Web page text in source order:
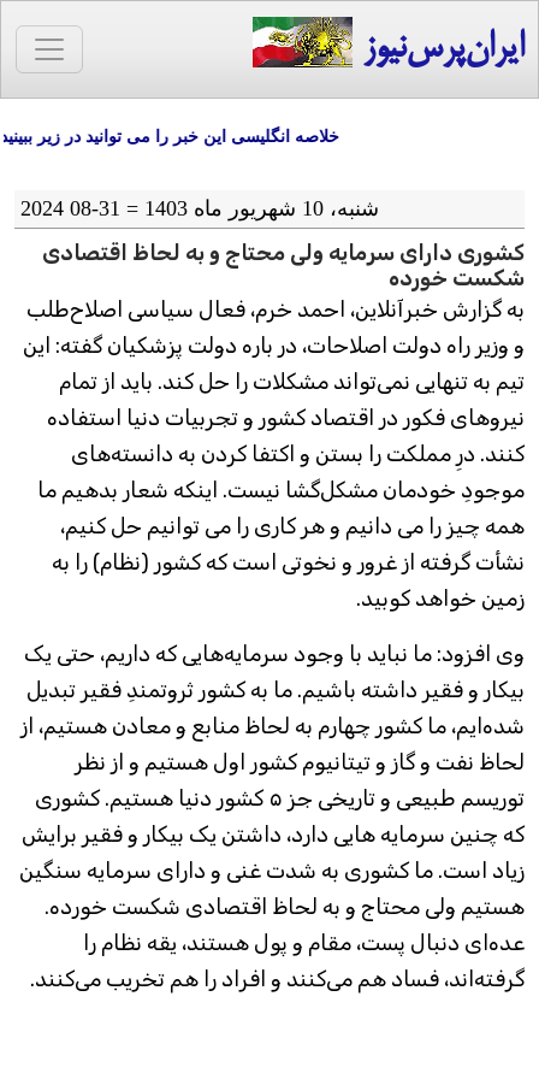
ایران‌پرس‌نیوز
خلاصه انگلیسی این خبر را می توانید در زیر ببینید
شنبه، 10 شهریور ماه 1403 = 31-08 2024
کشوری دارای سرمایه ولی محتاج و به لحاظ اقتصادی
شکست خورده
به گزارش خبرآنلاین، احمد خرم، فعال سیاسی اصلاح‌طلب
و وزیر راه دولت اصلاحات، در باره دولت پزشکیان گفته: این
تیم به تنهایی نمی‌تواند مشکلات را حل کند. باید از تمام
نیروهای فکور در اقتصاد کشور و تجربیات دنیا استفاده
کنند. درِ مملکت را بستن و اکتفا کردن به دانسته‌های
موجودِ خودمان مشکل‌گشا نیست. اینکه شعار بدهیم ما
همه چیز را می دانیم و هر کاری را می توانیم حل کنیم،
نشأت گرفته از غرور و نخوتی است که کشور (نظام) را به
زمین خواهد کوبید.
وی افزود: ما نباید با وجود سرمایه‌هایی که داریم، حتی یک
بیکار و فقیر داشته باشیم. ما به کشور ثروتمندِ فقیر تبدیل
شده‌ایم، ما کشور چهارم به لحاظ منابع و معادن هستیم، از
لحاظ نفت و گاز و تیتانیوم کشور اول هستیم و از نظر
توریسم طبیعی و تاریخی جز ۵ کشور دنیا هستیم. کشوری
که چنین سرمایه هایی دارد، داشتن یک بیکار و فقیر برایش
زیاد است. ما کشوری به شدت غنی و دارای سرمایه سنگین
هستیم ولی محتاج و به لحاظ اقتصادی شکست خورده.
عده‌ای دنبال پست، مقام و پول هستند، یقه نظام را
گرفته‌اند، فساد هم می‌کنند و افراد را هم تخریب می‌کنند.